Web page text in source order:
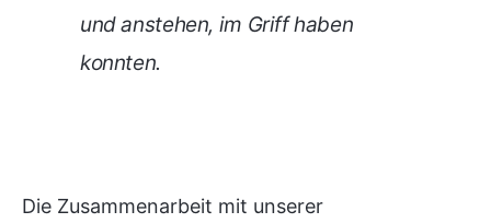
und anstehen, im Griff haben
konnten.
Die Zusammenarbeit mit unserer